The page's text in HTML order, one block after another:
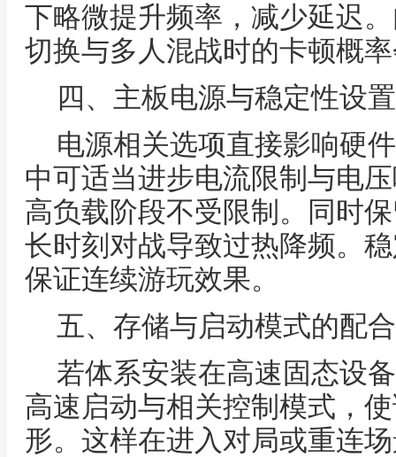
下略微提升频率，减少延迟
切换与多人混战时的卡顿概
四、主板电源与稳定性设置
电源相关选项直接影响硬
中可适当进步电流限制与电
高负载阶段不受限制。同时
长时刻对战导致过热降频。
保证连续游玩效果。
五、存储与启动模式的配合
若体系安装在高速固态设
高速启动与相关控制模式，
形。这样在进入对局或重连